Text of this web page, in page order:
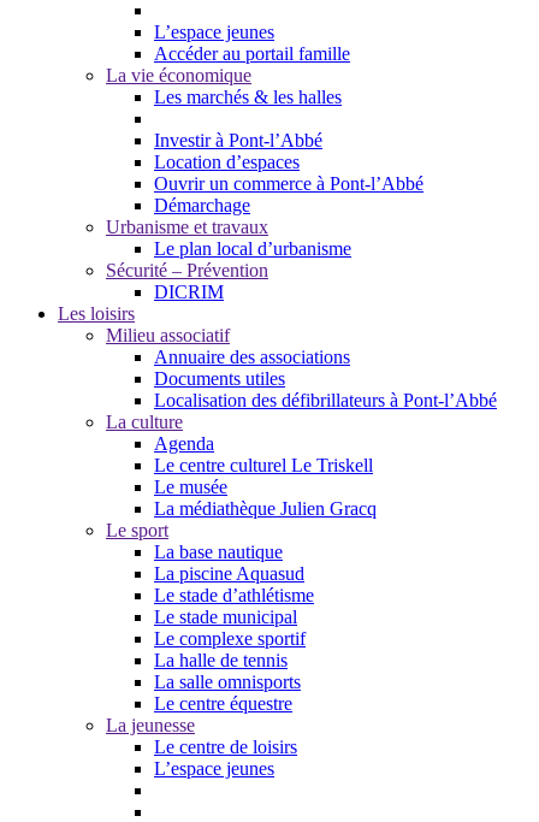
L’espace jeunes
Accéder au portail famille
La vie économique
Les marchés & les halles
Investir à Pont-l’Abbé
Location d’espaces
Ouvrir un commerce à Pont-l’Abbé
Démarchage
Urbanisme et travaux
Le plan local d’urbanisme
Sécurité – Prévention
DICRIM
Les loisirs
Milieu associatif
Annuaire des associations
Documents utiles
Localisation des défibrillateurs à Pont-l’Abbé
La culture
Agenda
Le centre culturel Le Triskell
Le musée
La médiathèque Julien Gracq
Le sport
La base nautique
La piscine Aquasud
Le stade d’athlétisme
Le stade municipal
Le complexe sportif
La halle de tennis
La salle omnisports
Le centre équestre
La jeunesse
Le centre de loisirs
L’espace jeunes